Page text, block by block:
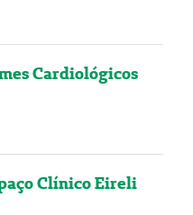
Cardiológicos
Clínico Eireli